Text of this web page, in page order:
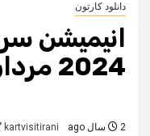
دانلود کارتون
2024 مردان ایکس 97
2 سال ago kartvisitirani